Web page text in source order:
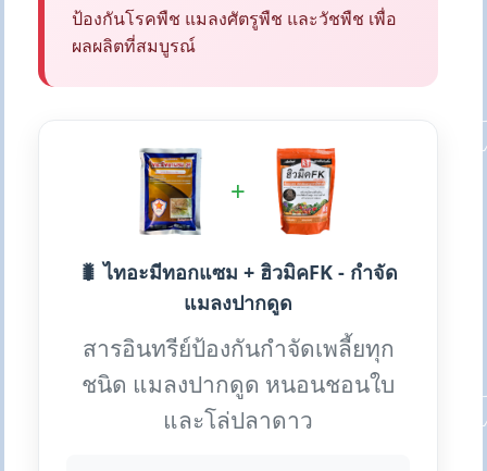
ป้องกันโรคพืช แมลงศัตรูพืช และวัชพืช เพื่อ
ผลผลิตที่สมบูรณ์
+
🐛 ไทอะมีทอกแซม + ฮิวมิคFK - กำจัด
แมลงปากดูด
สารอินทรีย์ป้องกันกำจัดเพลี้ยทุก
ชนิด แมลงปากดูด หนอนชอนใบ
และโล่ปลาดาว